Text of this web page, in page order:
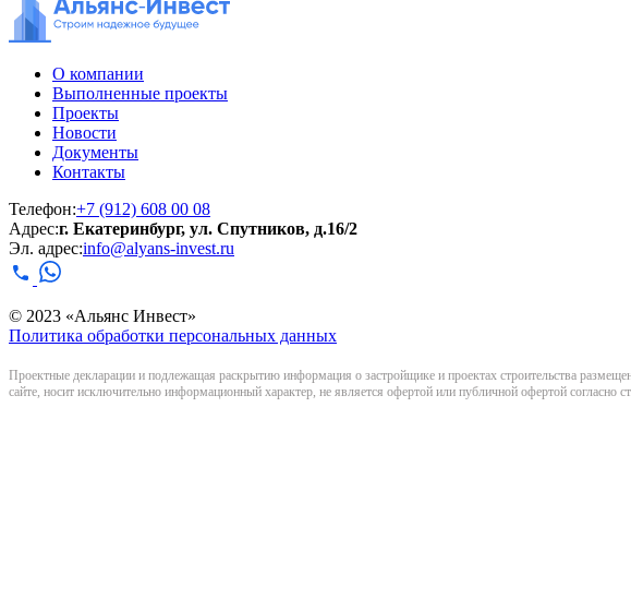
О компании
Выполненные проекты
Проекты
Новости
Документы
Контакты
Телефон:+7 (912) 608 00 08
Адрес:г. Екатеринбург, ул. Спутников, д.16/2
Эл. адрес:info@alyans-invest.ru
© 2023 «Альянс Инвест»
Политика обработки персональных данных
Проектные декларации и подлежащая раскрытию информация о застройщике и проектах строительства
сайте, носит исключительно информационный характер, не является офертой или публичной офертой согласно